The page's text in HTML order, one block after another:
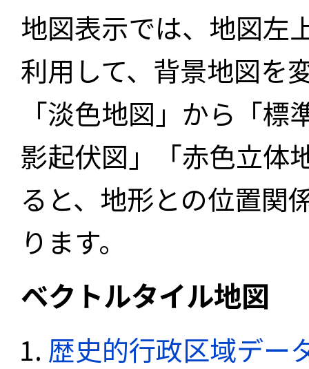
地図表示では、地図左
利用して、背景地図を
「淡色地図」から「
影起伏図」「赤色立体
ると、地形との位置関
ります。
ベクトルタイル地図
歴史的行政区域デー